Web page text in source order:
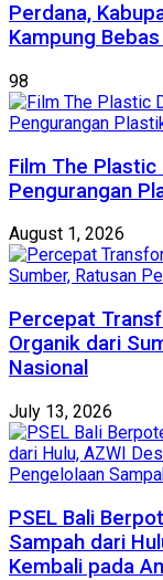
Perdana,
Kampung
98
Film The Plastic
Pengurangan
August 1, 2026
Percepat
Organik dari
Nasional
July 13, 2026
PSEL Bali
Sampah dari
Kembali pada